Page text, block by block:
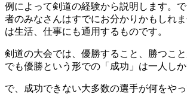
例によって剣道の経験から説明します。
者のみなさんはすでにお分かりかもしれ
は生活、仕事にも通用するものです。
剣道の大会では、優勝すること、勝つこと
でも優勝という形での「成功」は一人しか
で、成功できない大多数の選手が何をや